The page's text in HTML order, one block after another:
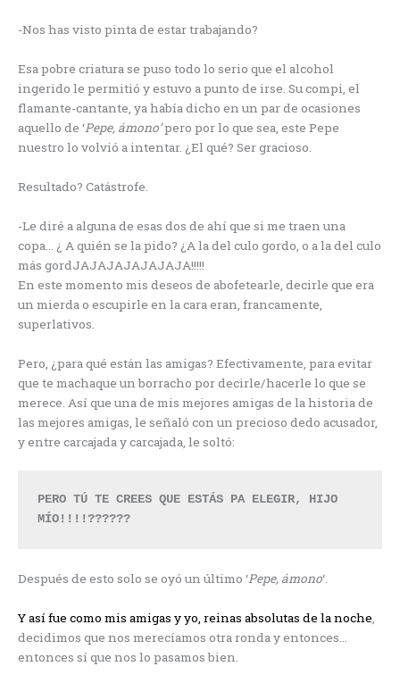
-Nos has visto pinta de estar trabajando?
Esa pobre criatura se puso todo lo serio que el alcohol
ingerido le permitió y estuvo a punto de irse. Su compi, el
flamante-cantante, ya había dicho en un par de ocasiones
aquello de ‘Pepe, ámono’pero por lo que sea, este Pepe
nuestro lo volvió a intentar. ¿El qué? Ser gracioso.
Resultado? Catástrofe.
-Le diré a alguna de esas dos de ahí que si me traen una
copa… ¿ A quién se la pido? ¿A la del culo gordo, o a la del culo
más gordJAJAJAJAJAJAJA!!!!!
En este momento mis deseos de abofetearle, decirle que era
un mierda o escupirle en la cara eran, francamente,
superlativos.
Pero, ¿para qué están las amigas? Efectivamente, para evitar
que te machaque un borracho por decirle/hacerle lo que se
merece. Así que una de mis mejores amigas de la historia de
las mejores amigas, le señaló con un precioso dedo acusador,
y entre carcajada y carcajada, le soltó:
PERO TÚ TE CREES QUE ESTÁS PA ELEGIR, HIJO
MÍO!!!!??????
Después de esto solo se oyó un último ‘Pepe, ámono‘.
Y así fue como mis amigas y yo, reinas absolutas de la noche,
decidimos que nos merecíamos otra ronda y entonces…
entonces sí que nos lo pasamos bien.